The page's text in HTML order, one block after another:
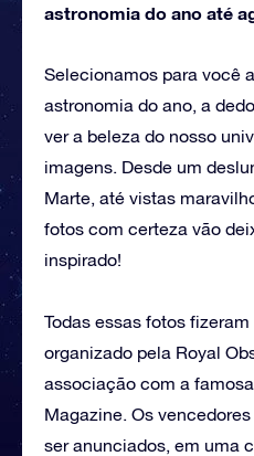
astronomia do ano até
Selecionamos para você
astronomia do ano, a
ver a beleza do nosso
imagens. Desde um
Marte, até vistas
fotos com certeza vão
inspirado!
Todas essas fotos
organizado pela Royal
associação com a
Magazine. Os
ser anunciados, em uma